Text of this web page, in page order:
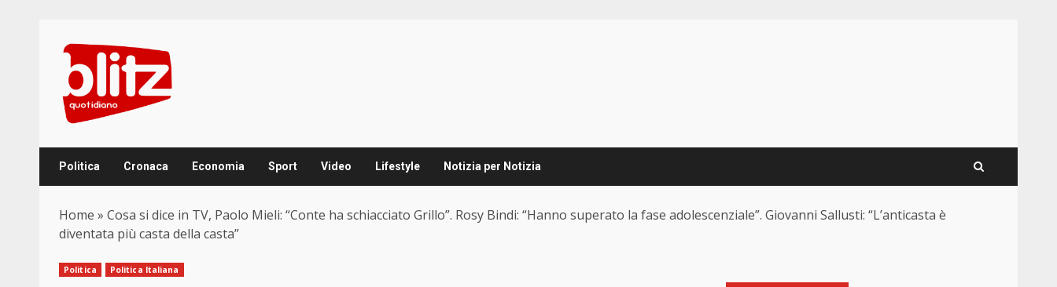
content
Politica Cronaca Economia Sport Video Lifestyle Notizia per Notizia
Home » Cosa si dice in TV, Paolo Mieli: “Conte ha schiacciato Grillo”. Rosy Bindi: “Hanno superato la fase adolescenziale”. Giovanni Sallusti: “L’anticasta è
diventata più casta della casta”
Politica Politica Italiana